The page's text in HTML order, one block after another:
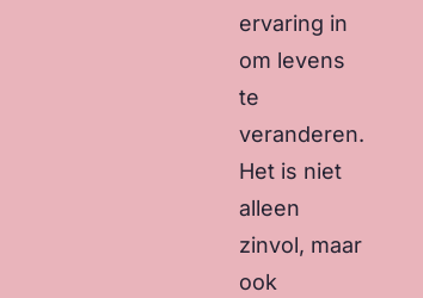
ervaring in
om levens
te
veranderen.
Het is niet
alleen
zinvol, maar
ook